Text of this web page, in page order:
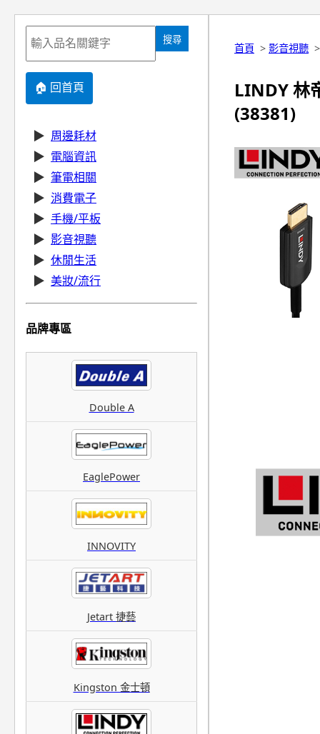
搜尋
🏠 回首頁
▶ 周邊耗材
▶ 電腦資訊
▶ 筆電相關
▶ 消費電子
▶ 手機/平板
▶ 影音視聽
▶ 休閒生活
▶ 美妝/流行
品牌專區
Double A
EaglePower
INNOVITY
Jetart 捷藝
Kingston 金士頓
首頁 > 影音視聽
LINDY 林
(38381)